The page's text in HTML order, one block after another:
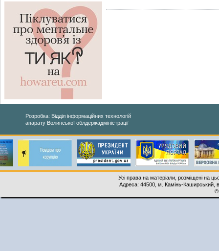
Розробка: Відділ інформаційних технологій
апарату Волинської облдержадміністрації
Усі права на матеріали, розміщені на
Адреса: 44500, м. Камінь-Каширський,
©